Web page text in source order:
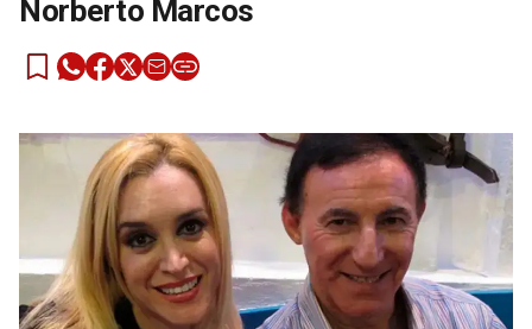
Norberto Marcos